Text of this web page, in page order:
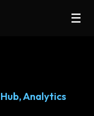
,Analytics